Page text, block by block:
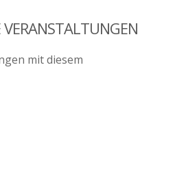
VERANSTALTUNGEN
mit diesem